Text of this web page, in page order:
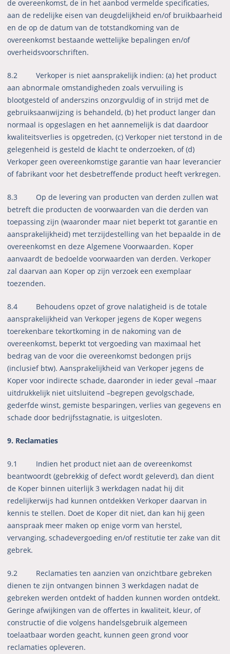
de overeenkomst, de in het aanbod vermelde specificaties,
aan de redelijke eisen van deugdelijkheid en/of bruikbaarheid
en de op de datum van de totstandkoming van de
overeenkomst bestaande wettelijke bepalingen en/of
overheidsvoorschriften.
8.2 Verkoper is niet aansprakelijk indien: (a) het product
aan abnormale omstandigheden zoals vervuiling is
blootgesteld of anderszins onzorgvuldig of in strijd met de
gebruiksaanwijzing is behandeld, (b) het product langer dan
normaal is opgeslagen en het aannemelijk is dat daardoor
kwaliteitsverlies is opgetreden, (c) Verkoper niet terstond in de
gelegenheid is gesteld de klacht te onderzoeken, of (d)
Verkoper geen overeenkomstige garantie van haar leverancier
of fabrikant voor het desbetreffende product heeft verkregen.
8.3 Op de levering van producten van derden zullen wat
betreft die producten de voorwaarden van die derden van
toepassing zijn (waaronder maar niet beperkt tot garantie en
aansprakelijkheid) met terzijdestelling van het bepaalde in de
overeenkomst en deze Algemene Voorwaarden. Koper
aanvaardt de bedoelde voorwaarden van derden. Verkoper
zal daarvan aan Koper op zijn verzoek een exemplaar
toezenden.
8.4 Behoudens opzet of grove nalatigheid is de totale
aansprakelijkheid van Verkoper jegens de Koper wegens
toerekenbare tekortkoming in de nakoming van de
overeenkomst, beperkt tot vergoeding van maximaal het
bedrag van de voor die overeenkomst bedongen prijs
(inclusief btw). Aansprakelijkheid van Verkoper jegens de
Koper voor indirecte schade, daaronder in ieder geval –maar
uitdrukkelijk niet uitsluitend –begrepen gevolgschade,
gederfde winst, gemiste besparingen, verlies van gegevens en
schade door bedrijfsstagnatie, is uitgesloten.
9. Reclamaties
9.1 Indien het product niet aan de overeenkomst
beantwoordt (gebrekkig of defect wordt geleverd), dan dient
de Koper binnen uiterlijk 3 werkdagen nadat hij dit
redelijkerwijs had kunnen ontdekken Verkoper daarvan in
kennis te stellen. Doet de Koper dit niet, dan kan hij geen
aanspraak meer maken op enige vorm van herstel,
vervanging, schadevergoeding en/of restitutie ter zake van dit
gebrek.
9.2 Reclamaties ten aanzien van onzichtbare gebreken
dienen te zijn ontvangen binnen 3 werkdagen nadat de
gebreken werden ontdekt of hadden kunnen worden ontdekt.
Geringe afwijkingen van de offertes in kwaliteit, kleur, of
constructie of die volgens handelsgebruik algemeen
toelaatbaar worden geacht, kunnen geen grond voor
reclamaties opleveren.